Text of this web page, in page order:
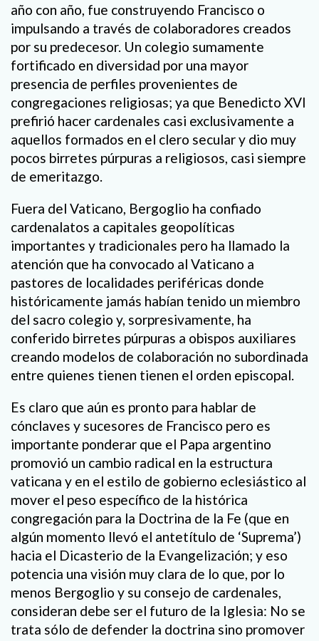
año con año, fue construyendo Francisco o
impulsando a través de colaboradores creados
por su predecesor. Un colegio sumamente
fortificado en diversidad por una mayor
presencia de perfiles provenientes de
congregaciones religiosas; ya que Benedicto XVI
prefirió hacer cardenales casi exclusivamente a
aquellos formados en el clero secular y dio muy
pocos birretes púrpuras a religiosos, casi siempre
de emeritazgo.
Fuera del Vaticano, Bergoglio ha confiado
cardenalatos a capitales geopolíticas
importantes y tradicionales pero ha llamado la
atención que ha convocado al Vaticano a
pastores de localidades periféricas donde
históricamente jamás habían tenido un miembro
del sacro colegio y, sorpresivamente, ha
conferido birretes púrpuras a obispos auxiliares
creando modelos de colaboración no subordinada
entre quienes tienen tienen el orden episcopal.
Es claro que aún es pronto para hablar de
cónclaves y sucesores de Francisco pero es
importante ponderar que el Papa argentino
promovió un cambio radical en la estructura
vaticana y en el estilo de gobierno eclesiástico al
mover el peso específico de la histórica
congregación para la Doctrina de la Fe (que en
algún momento llevó el antetítulo de ‘Suprema’)
hacia el Dicasterio de la Evangelización; y eso
potencia una visión muy clara de lo que, por lo
menos Bergoglio y su consejo de cardenales,
consideran debe ser el futuro de la Iglesia: No se
trata sólo de defender la doctrina sino promover